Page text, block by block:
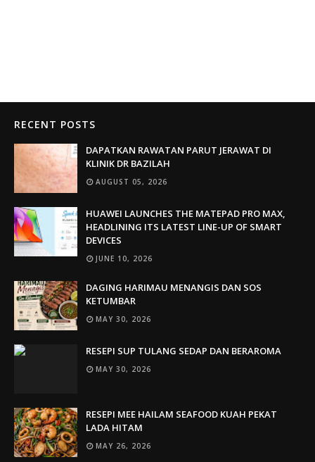
RECENT POSTS
DAPATKAN RAWATAN PARUT JERAWAT DI
KLINIK DR BAZILAH
AUGUST 05, 2026
HUAWEI LAUNCHES THE MATEPAD PRO MAX,
HEADLINING ITS LATEST LINE-UP OF SMART
DEVICES
JUNE 10, 2026
DAGING HARIMAU MENANGIS DAN SOS
KETUMBAR
MAY 30, 2026
RESEPI SUP TULANG SEDAP DAN BERAROMA
MAY 30, 2026
RESEPI MEE HAILAM SEAFOOD KUAH PEKAT
LADA HITAM
MAY 26, 2026